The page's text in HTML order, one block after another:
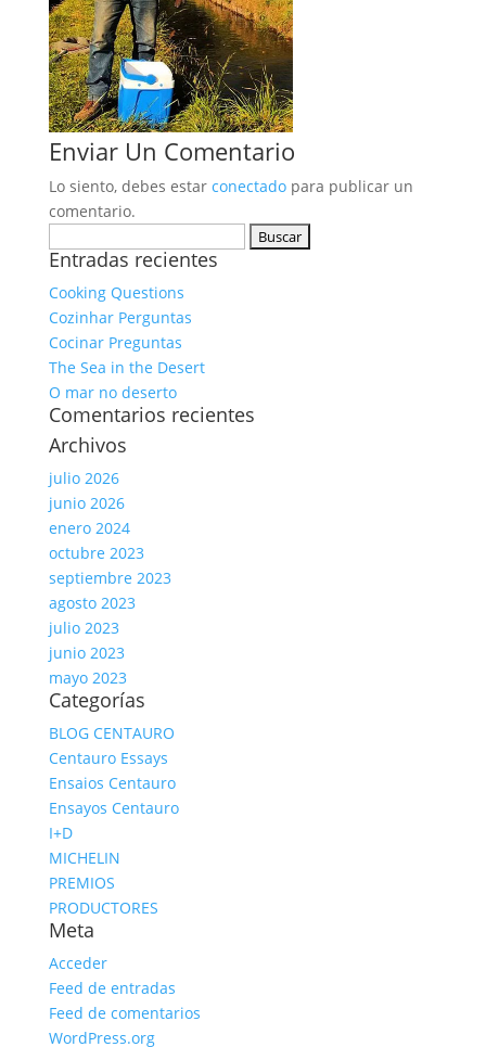
Enviar Un Comentario
Lo siento, debes estar conectadopara publicar un
comentario.
Entradas recientes
Cooking Questions
Cozinhar Perguntas
Cocinar Preguntas
The Sea in the Desert
O mar no deserto
Comentarios recientes
Archivos
julio 2026
junio 2026
enero 2024
octubre 2023
septiembre 2023
agosto 2023
julio 2023
junio 2023
mayo 2023
Categorías
BLOG CENTAURO
Centauro Essays
Ensaios Centauro
Ensayos Centauro
I+D
MICHELIN
PREMIOS
PRODUCTORES
Meta
Acceder
Feed de entradas
Feed de comentarios
WordPress.org